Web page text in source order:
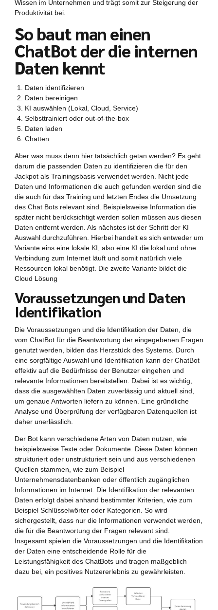
Wissen im Unternehmen und trägt somit zur Steigerung der
Produktivität bei.
So baut man einen
ChatBot der die internen
Daten kennt
Daten identifizieren
Daten bereinigen
KI auswählen (Lokal, Cloud, Service)
Selbsttrainiert oder out-of-the-box
Daten laden
Chatten
Aber was muss denn hier tatsächlich getan werden? Es geht
darum die passenden Daten zu identifizieren die für den
Jackpot als Trainingsbasis verwendet werden. Nicht jede
Daten und Informationen die auch gefunden werden sind die
die auch für das Training und letzten Endes die Umsetzung
des Chat Bots relevant sind. Beispielsweise Information die
später nicht berücksichtigt werden sollen müssen aus diesen
Daten entfernt werden. Als nächstes ist der Schritt der KI
Auswahl durchzuführen. Hierbei handelt es sich entweder um
Variante eins eine lokale KI, also eine KI die lokal und ohne
Verbindung zum Internet läuft und somit natürlich viele
Ressourcen lokal benötigt. Die zweite Variante bildet die
Cloud Lösung
Voraussetzungen und Daten
Identifikation
Die Voraussetzungen und die Identifikation der Daten, die
vom ChatBot für die Beantwortung der eingegebenen Fragen
genutzt werden, bilden das Herzstück des Systems. Durch
eine sorgfältige Auswahl und Identifikation kann der ChatBot
effektiv auf die Bedürfnisse der Benutzer eingehen und
relevante Informationen bereitstellen. Dabei ist es wichtig,
dass die ausgewählten Daten zuverlässig und aktuell sind,
um genaue Antworten liefern zu können. Eine gründliche
Analyse und Überprüfung der verfügbaren Datenquellen ist
daher unerlässlich.
Der Bot kann verschiedene Arten von Daten nutzen, wie
beispielsweise Texte oder Dokumente. Diese Daten können
strukturiert oder unstrukturiert sein und aus verschiedenen
Quellen stammen, wie zum Beispiel
Unternehmensdatenbanken oder öffentlich zugänglichen
Informationen im Internet. Die Identifikation der relevanten
Daten erfolgt dabei anhand bestimmter Kriterien, wie zum
Beispiel Schlüsselwörter oder Kategorien. So wird
sichergestellt, dass nur die Informationen verwendet werden,
die für die Beantwortung der Fragen relevant sind.
Insgesamt spielen die Voraussetzungen und die Identifikation
der Daten eine entscheidende Rolle für die
Leistungsfähigkeit des ChatBots und tragen maßgeblich
dazu bei, ein positives Nutzererlebnis zu gewährleisten.